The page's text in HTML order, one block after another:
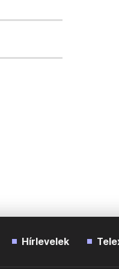
Hírlevelek